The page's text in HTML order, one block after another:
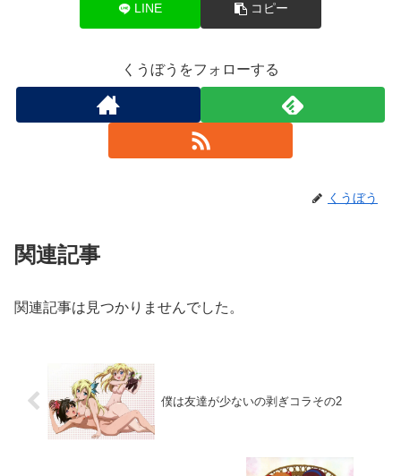
LINE コピー
くうぼうをフォローする
くうぼう
関連記事
関連記事は見つかりませんでした。
僕は友達が少ないの剥ぎコラその2